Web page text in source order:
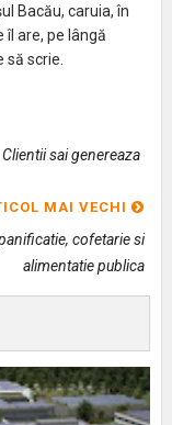
Bacău, caruia, în
îl are, pe lângă
scrie.
sai genereaza
MAI VECHI
cofetarie si
alimentatie publica